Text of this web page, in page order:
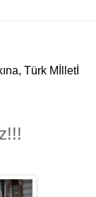
Türk Mİlletİ